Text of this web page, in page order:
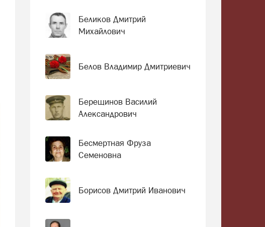
Беликов Дмитрий
Михайлович
Белов Владимир Дмитриевич
Берещинов Василий
Александрович
Бесмертная Фруза
Семеновна
Борисов Дмитрий Иванович